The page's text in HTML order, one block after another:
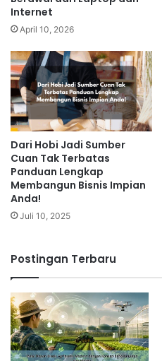
Internet
April 10, 2026
Dari Hobi Jadi Sumber
Cuan Tak Terbatas
Panduan Lengkap
Membangun Bisnis Impian
Anda!
Juli 10, 2025
Postingan Terbaru